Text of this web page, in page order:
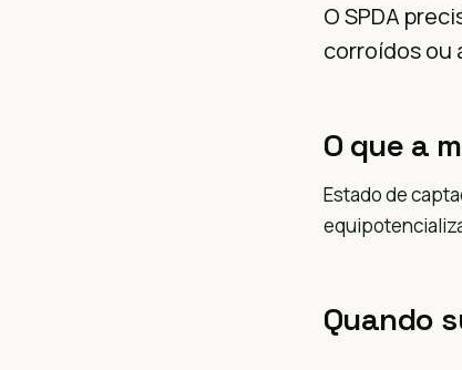
O SPDA
corroídos ou
O que a
Estado de
Quando